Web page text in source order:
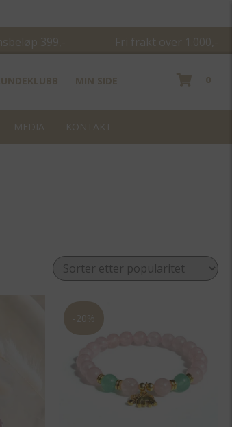
399,- Fri frakt over 1.000,-
MIN SIDE 0
MEDIA KONTAKT
-20%